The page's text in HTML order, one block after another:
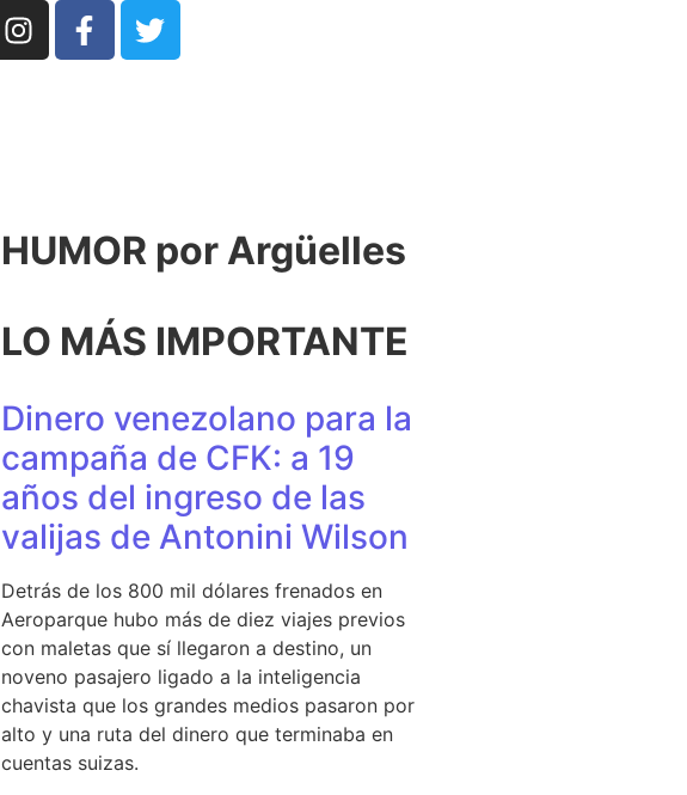
HUMOR por Argüelles​
LO MÁS IMPORTANTE
Dinero venezolano para la
campaña de CFK: a 19
años del ingreso de las
valijas de Antonini Wilson
Detrás de los 800 mil dólares frenados en
Aeroparque hubo más de diez viajes previos
con maletas que sí llegaron a destino, un
noveno pasajero ligado a la inteligencia
chavista que los grandes medios pasaron por
alto y una ruta del dinero que terminaba en
cuentas suizas.